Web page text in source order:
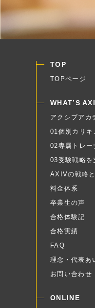
TOP
TOPページ
WHAT’S
アクシブアカ
01個別カリキ
02専属トレー
03受験戦略を
AXIVの戦略
料金体系
卒業生の声
合格体験記
合格実績
FAQ
理念・代表あ
お問い合わせ
ONLINE